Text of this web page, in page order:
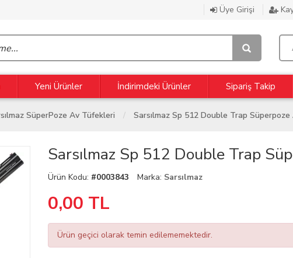
Üye Girişi
Yeni Ürünler İndirimdeki Ürünler Sipariş Takip
SüperPoze Av Tüfekleri Sarsılmaz Sp 512 Double Trap
Sarsılmaz Sp 512 Double Trap
Ürün Kodu: #0003843 Marka: Sarsılmaz
0,00 TL
Ürün geçici olarak temin edilememektedir.